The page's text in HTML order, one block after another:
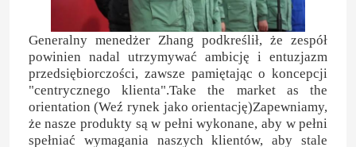
Generalny menedżer Zhang podkreślił, że zespół
powinien nadal utrzymywać ambicję i entuzjazm
przedsiębiorczości, zawsze pamiętając o koncepcji
"centrycznego klienta".Take the market as the
orientation (Weź rynek jako orientację)Zapewniamy,
że nasze produkty są w pełni wykonane, aby w pełni
spełniać wymagania naszych klientów, aby stale